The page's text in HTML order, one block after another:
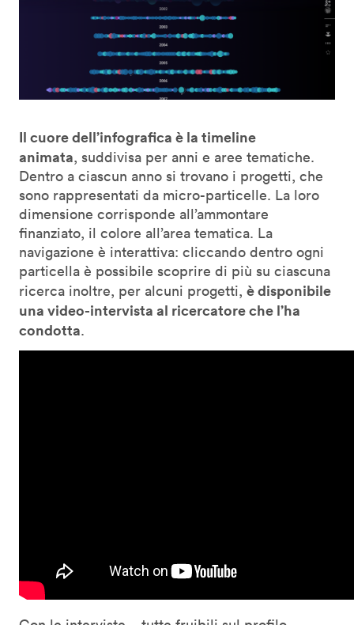
Il cuore dell’infografica è la timeline
animata, suddivisa per anni e aree tematiche.
Dentro a ciascun anno si trovano i progetti, che
sono rappresentati da micro-particelle. La loro
dimensione corrisponde all’ammontare
finanziato, il colore all’area tematica. La
navigazione è interattiva: cliccando dentro ogni
particella è possibile scoprire di più su ciascuna
ricerca inoltre, per alcuni progetti, è disponibile
una video-intervista al ricercatore che l’ha
condotta.